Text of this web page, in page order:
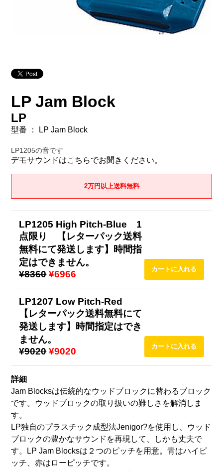
LP Jam Block
LP
型番 ： LP Jam Block
LP1205の音です
デモサウンドはこちらでお聞きください。
2万円以上送料無料
LP1205 High Pitch-Blue 1
点限り 【レターパック送料
無料にて発送します】時間指
定はできません。
¥8360 ¥6966
LP1207 Low Pitch-Red
【レターパック送料無料にて
発送します】時間指定はでき
ません。
¥9020 ¥9020
詳細
Jam Blocksは伝統的なウッドブロックに替わるブロック
です。ウッドブロックの取り扱いの難しさを解消しま
す。
LP独自のプラスチック成型法Jenigor?を使用し、ウッド
ブロックの豊かなサウンドを再現して、しかも丈夫で
す。LP Jam Blocksは２つのピッチを用意。青はハイピ
ッチ、赤はローピッチです。